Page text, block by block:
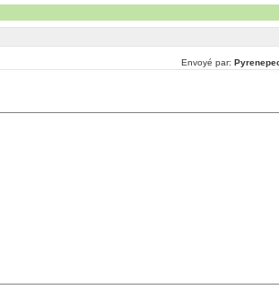
Envoyé par: